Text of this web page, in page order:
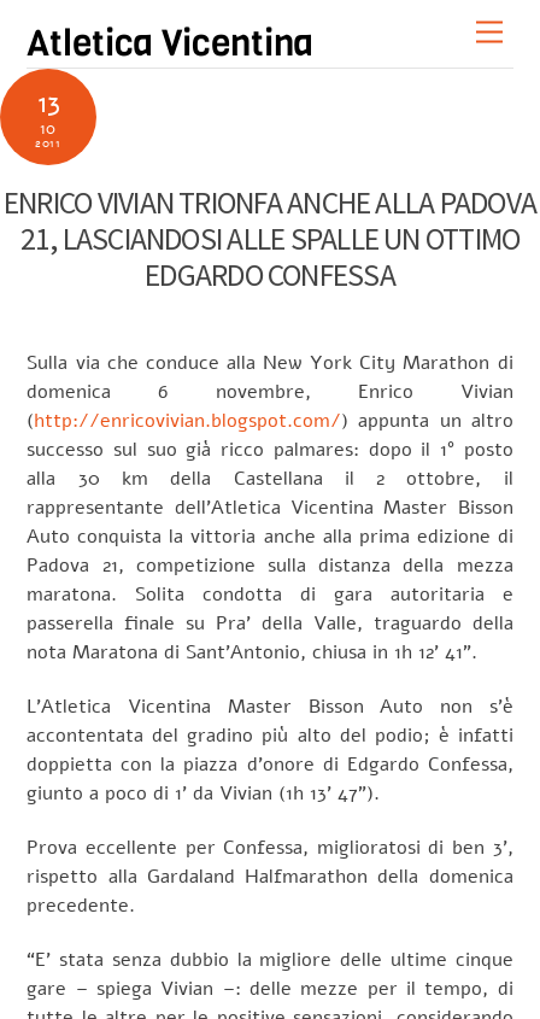
content
Atletica Vicentina
13
10
2011
ENRICO VIVIAN TRIONFA ANCHE ALLA PADOVA
21, LASCIANDOSI ALLE SPALLE UN OTTIMO
EDGARDO CONFESSA
Sulla via che conduce alla New York City Marathon di
domenica 6 novembre, Enrico Vivian
(http://enricovivian.blogspot.com/) appunta un altro
successo sul suo già ricco palmares: dopo il 1° posto
alla 30 km della Castellana il 2 ottobre, il
rappresentante dell’Atletica Vicentina Master Bisson
Auto conquista la vittoria anche alla prima edizione di
Padova 21, competizione sulla distanza della mezza
maratona. Solita condotta di gara autoritaria e
passerella finale su Pra’ della Valle, traguardo della
nota Maratona di Sant’Antonio, chiusa in 1h 12’ 41”.
L’Atletica Vicentina Master Bisson Auto non s’è
accontentata del gradino più alto del podio; è infatti
doppietta con la piazza d’onore di Edgardo Confessa,
giunto a poco di 1’ da Vivian (1h 13’ 47”).
Prova eccellente per Confessa, miglioratosi di ben 3’,
rispetto alla Gardaland Halfmarathon della domenica
precedente.
“E’ stata senza dubbio la migliore delle ultime cinque
gare – spiega Vivian –: delle mezze per il tempo, di